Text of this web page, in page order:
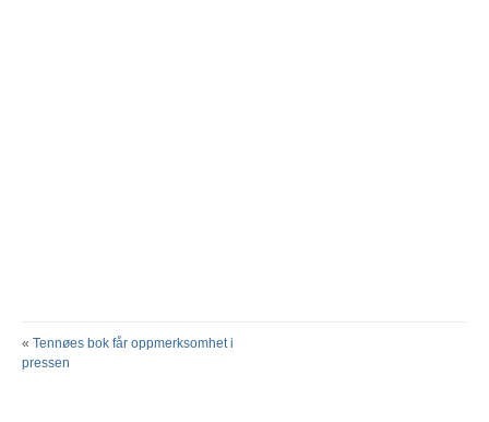
« Tennøes bok får oppmerksomhet i
pressen